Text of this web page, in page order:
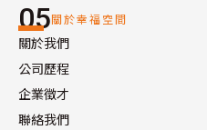
05關於幸福空間
關於我們
公司歷程
企業徵才
聯絡我們